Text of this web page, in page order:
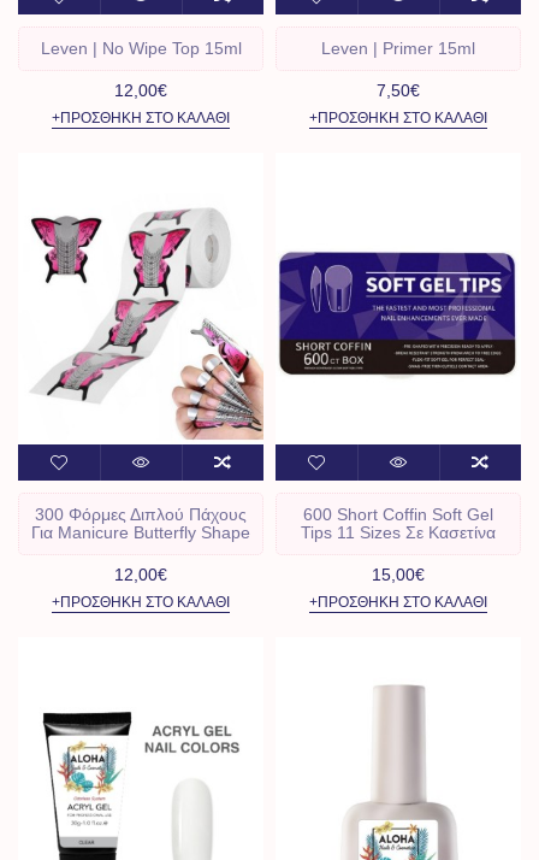
Leven | No Wipe Top 15ml
12,00€
+ΠΡΟΣΘΉΚΗ ΣΤΟ ΚΑΛΆΘΙ
Leven | Primer 15ml
7,50€
+ΠΡΟΣΘΉΚΗ ΣΤΟ ΚΑΛΆΘΙ
300 Φόρμες Διπλού Πάχους
Για Manicure Butterfly Shape
12,00€
+ΠΡΟΣΘΉΚΗ ΣΤΟ ΚΑΛΆΘΙ
600 Short Coffin Soft Gel
Tips 11 Sizes Σε Κασετίνα
15,00€
+ΠΡΟΣΘΉΚΗ ΣΤΟ ΚΑΛΆΘΙ